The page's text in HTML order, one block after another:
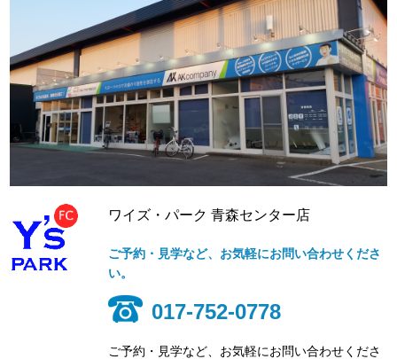
ワイズ・パーク 青森センター店
ご予約・見学など、お気軽にお問い合わせくださ
い。
017-752-0778
ご予約・見学など、お気軽にお問い合わせくださ